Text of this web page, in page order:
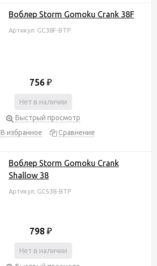
Воблер Storm Gomoku Crank 38F
Артикул: GC38F-BTP
756 ₽
Нет в наличии
Быстрый просмотр
В избранное
Сравнение
Воблер Storm Gomoku Crank
Shallow 38
Артикул: GCS38-BTP
798 ₽
Нет в наличии